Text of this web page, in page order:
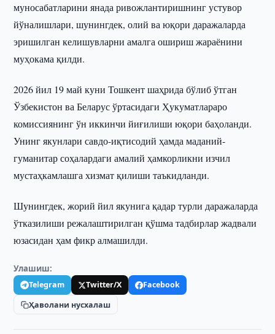
муносабатларини янада ривожлантиришнинг устувор
йўналишлари, шунингдек, олий ва юқори даражаларда
эришилган келишувларни амалга ошириш жараёнини
муҳокама қилди.
2026 йил 19 май куни Тошкент шаҳрида бўлиб ўтган
Ўзбекистон ва Беларус ўртасидаги Ҳукуматлараро
комиссиянинг ўн иккинчи йиғилиши юқори баҳоланди.
Унинг якунлари савдо-иқтисодий ҳамда маданий-
гуманитар соҳалардаги амалий ҳамкорликни изчил
мустаҳкамлашга хизмат қилиши таъкидланди.
Шунингдек, жорий йил якунига қадар турли даражаларда
ўтказилиши режалаштирилган қўшма тадбирлар жадвали
юзасидан ҳам фикр алмашилди.
Улашиш:
Telegram Twitter/X
Facebook
Ҳаволани нусхалаш